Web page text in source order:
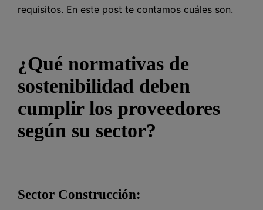
requisitos. En este post te contamos cuáles son.
¿Qué normativas de
sostenibilidad deben
cumplir los proveedores
según su sector?
Sector Construcción: